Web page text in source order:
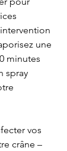
une
minutes
spray
vos
crâne –